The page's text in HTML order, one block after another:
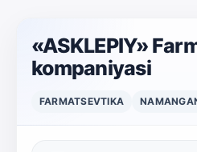
«ASKLEPIY»
kompaniyasi
FARMATSEVTIKA